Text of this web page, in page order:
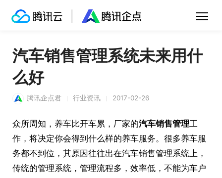
汽车销售管理系统未来用什
么好
腾讯企点君 行业资讯 2017-02-26
众所周知，养车比开车累，厂家的汽车销售管理工
作，将决定你会得到什么样的养车服务。很多养车服
务都不到位，其原因往往出在汽车销售管理系统上，
传统的管理系统，管理流程多，效率低，不能为车户